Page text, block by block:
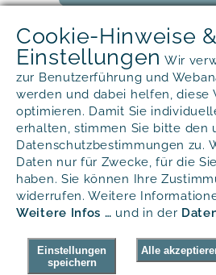
Sie haben Fragen?
Gerne beantworten
Fragen rund um
Kontaktformular
E-Mail
Cookie-Hinweise
Einstellungen Wir
zur Benutzerführung und
werden und dabei helfen, diese
optimieren. Damit Sie
erhalten, stimmen Sie bitte den
Datenschutzbestimmungen zu.
Daten nur für Zwecke, für die
haben. Sie können Ihre
widerrufen. Weitere
Weitere Infos … und in der
Einstellungen
speichern
Alle